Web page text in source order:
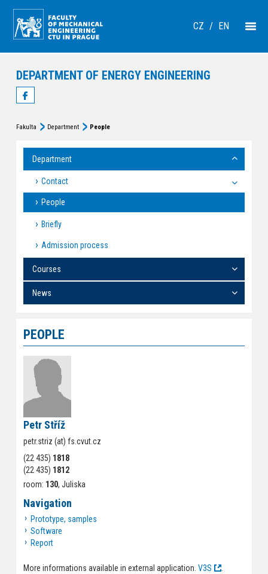
CZ / EN
DEPARTMENT OF ENERGY ENGINEERING
Fakulta Department People
Department
Contact
People
Briefly
Admission process
Courses
News
PEOPLE
Petr Stříž
petr.striz (at) fs.cvut.cz
(22 435) 1818
(22 435) 1812
room: 130, Juliska
Navigation
Prototype, samples
Software
Report
More informations available in external application. V3S .